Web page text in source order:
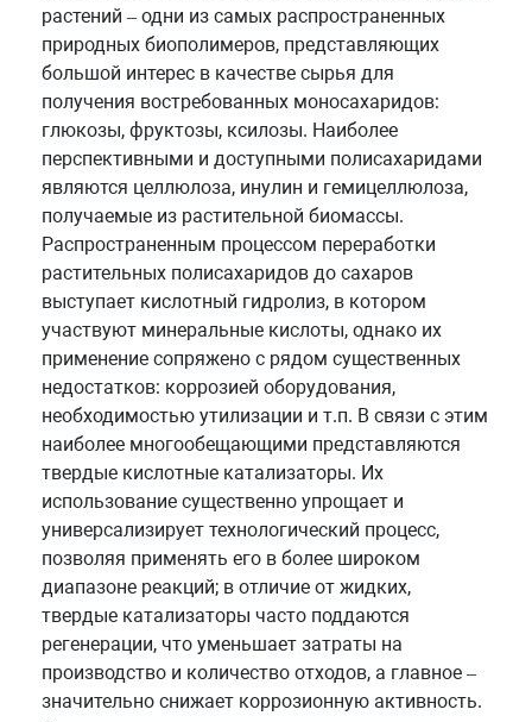
растений – одни из самых распространенных
природных биополимеров, представляющих
большой интерес в качестве сырья для
получения востребованных моносахаридов:
глюкозы, фруктозы, ксилозы. Наиболее
перспективными и доступными полисахаридами
являются целлюлоза, инулин и гемицеллюлоза,
получаемые из растительной биомассы.
Распространенным процессом переработки
растительных полисахаридов до сахаров
выступает кислотный гидролиз, в котором
участвуют минеральные кислоты, однако их
применение сопряжено с рядом существенных
недостатков: коррозией оборудования,
необходимостью утилизации и т.п. В связи с этим
наиболее многообещающими представляются
твердые кислотные катализаторы. Их
использование существенно упрощает и
универсализирует технологический процесс,
позволяя применять его в более широком
диапазоне реакций; в отличие от жидких,
твердые катализаторы часто поддаются
регенерации, что уменьшает затраты на
производство и количество отходов, а главное –
значительно снижает коррозионную активность.